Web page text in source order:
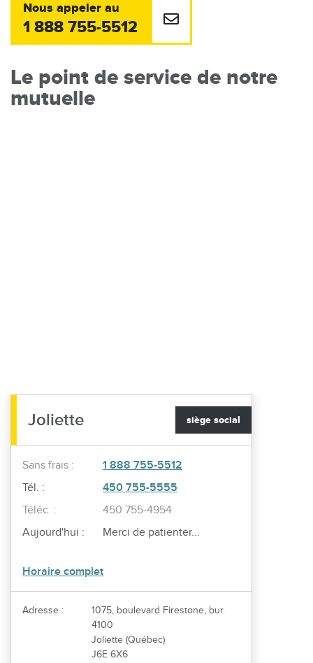
Nous appeler au
1 888 755-5512
Le point de service de notre
mutuelle
Joliette siège social
Sans frais :
1 888 755-5512
Tél. :
450 755-5555
Téléc. :
450 755-4954
Aujourd'hui :
Merci de patienter...
Horaire complet
Adresse :
1075, boulevard Firestone, bur.
4100
Joliette (Québec)
J6E 6X6